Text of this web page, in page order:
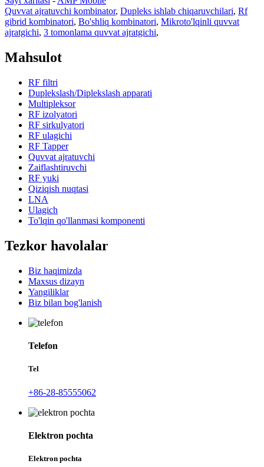
Quvvat ajratuvchi kombinator, Dupleks ishlab chiqaruvchilari, Rf
gibrid kombinatori, Bo'shliq kombinatori, Mikroto'lqinli quvvat
ajratgichi, 3 tomonlama quvvat ajratgichi,
Mahsulot
RF filtri
Duplekslash/Diplekslash apparati
Multipleksor
RF izolyatori
RF sirkulyatori
RF ulagichi
RF Tapper
Quvvat ajratuvchi
Zaiflashtiruvchi
RF yuki
Qiziqish nuqtasi
LNA
Ulagich
To'lqin qo'llanmasi komponenti
Tezkor havolalar
Biz haqimizda
Maxsus dizayn
Yangiliklar
Biz bilan bog'lanish
Telefon
Tel
+86-28-85555062
Elektron pochta
Elektron pochta